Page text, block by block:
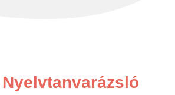
Nyelvtanvarázsló